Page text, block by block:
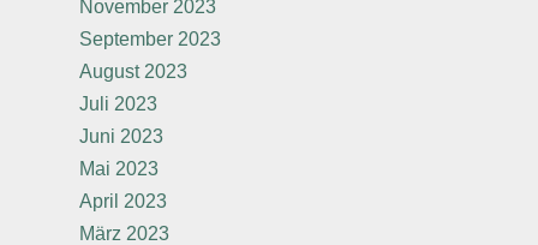
November 2023
September 2023
August 2023
Juli 2023
Juni 2023
Mai 2023
April 2023
März 2023